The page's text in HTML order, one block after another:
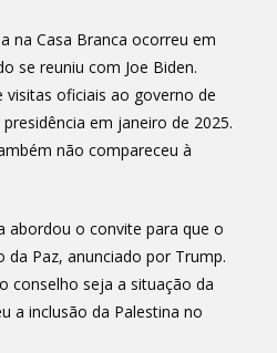
na Casa Branca ocorreu em
se reuniu com Joe Biden.
oficiais ao governo de
em janeiro de 2025.
não compareceu à
abordou o convite para que o
da Paz, anunciado por Trump.
conselho seja a situação da
a inclusão da Palestina no